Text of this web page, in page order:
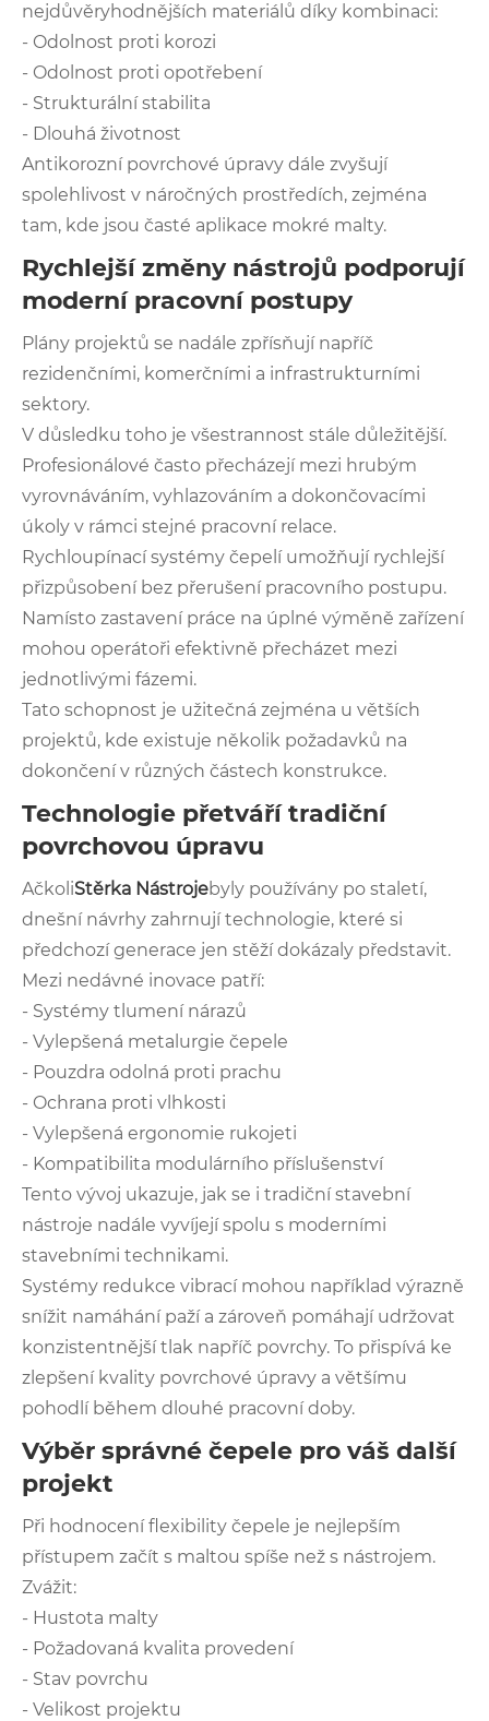
nejdůvěryhodnějších materiálů díky kombinaci:
- Odolnost proti korozi
- Odolnost proti opotřebení
- Strukturální stabilita
- Dlouhá životnost
Antikorozní povrchové úpravy dále zvyšují
spolehlivost v náročných prostředích, zejména
tam, kde jsou časté aplikace mokré malty.
Rychlejší změny nástrojů podporují
moderní pracovní postupy
Plány projektů se nadále zpřísňují napříč
rezidenčními, komerčními a infrastrukturními
sektory.
V důsledku toho je všestrannost stále důležitější.
Profesionálové často přecházejí mezi hrubým
vyrovnáváním, vyhlazováním a dokončovacími
úkoly v rámci stejné pracovní relace.
Rychloupínací systémy čepelí umožňují rychlejší
přizpůsobení bez přerušení pracovního postupu.
Namísto zastavení práce na úplné výměně zařízení
mohou operátoři efektivně přecházet mezi
jednotlivými fázemi.
Tato schopnost je užitečná zejména u větších
projektů, kde existuje několik požadavků na
dokončení v různých částech konstrukce.
Technologie přetváří tradiční
povrchovou úpravu
AčkoliStěrka Nástrojebyly používány po staletí,
dnešní návrhy zahrnují technologie, které si
předchozí generace jen stěží dokázaly představit.
Mezi nedávné inovace patří:
- Systémy tlumení nárazů
- Vylepšená metalurgie čepele
- Pouzdra odolná proti prachu
- Ochrana proti vlhkosti
- Vylepšená ergonomie rukojeti
- Kompatibilita modulárního příslušenství
Tento vývoj ukazuje, jak se i tradiční stavební
nástroje nadále vyvíjejí spolu s moderními
stavebními technikami.
Systémy redukce vibrací mohou například výrazně
snížit namáhání paží a zároveň pomáhají udržovat
konzistentnější tlak napříč povrchy. To přispívá ke
zlepšení kvality povrchové úpravy a většímu
pohodlí během dlouhé pracovní doby.
Výběr správné čepele pro váš další
projekt
Při hodnocení flexibility čepele je nejlepším
přístupem začít s maltou spíše než s nástrojem.
Zvážit:
- Hustota malty
- Požadovaná kvalita provedení
- Stav povrchu
- Velikost projektu